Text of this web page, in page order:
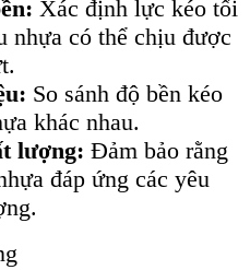
Xác định lực kéo tối
nhựa có thể chịu được
So sánh độ bền kéo
khác nhau.
lượng: Đảm bảo rằng
đáp ứng các yêu